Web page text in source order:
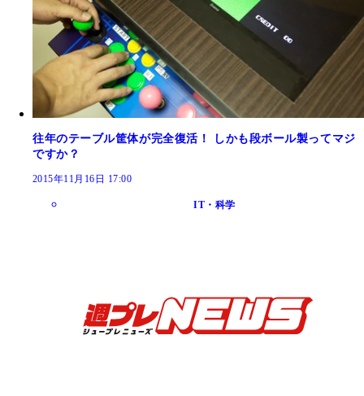
往年のテーブル筐体が完全復活！ しかも段ボール製ってマジ
ですか？
2015年11月16日 17:00
IT・科学